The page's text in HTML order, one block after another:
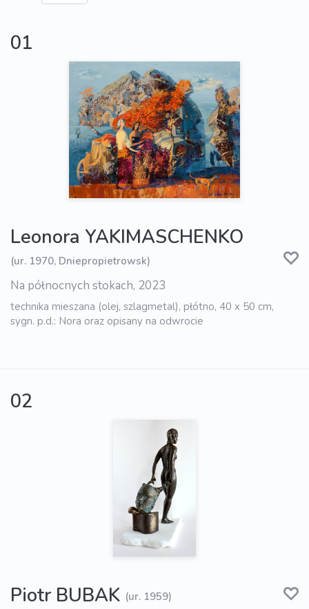
01
Leonora YAKIMASCHENKO
(ur. 1970, Dniepropietrowsk)
Na północnych stokach, 2023
technika mieszana (olej, szlagmetal), płótno, 40 x 50 cm,
sygn. p.d.: Nora oraz opisany na odwrocie
02
Piotr BUBAK (ur. 1959)